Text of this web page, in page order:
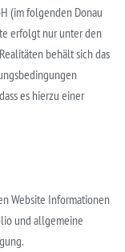
(im folgenden Donau
erfolgt nur unter den
behält sich das
es hierzu einer
Website Informationen
und allgemeine